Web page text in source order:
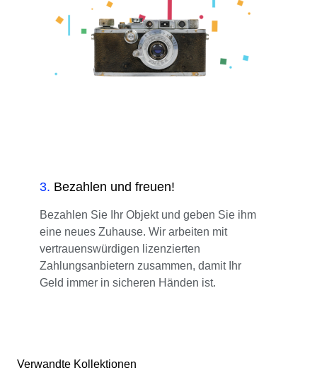
3. Bezahlen und freuen!
Bezahlen Sie Ihr Objekt und geben Sie ihm
eine neues Zuhause. Wir arbeiten mit
vertrauenswürdigen lizenzierten
Zahlungsanbietern zusammen, damit Ihr
Geld immer in sicheren Händen ist.
Verwandte Kollektionen